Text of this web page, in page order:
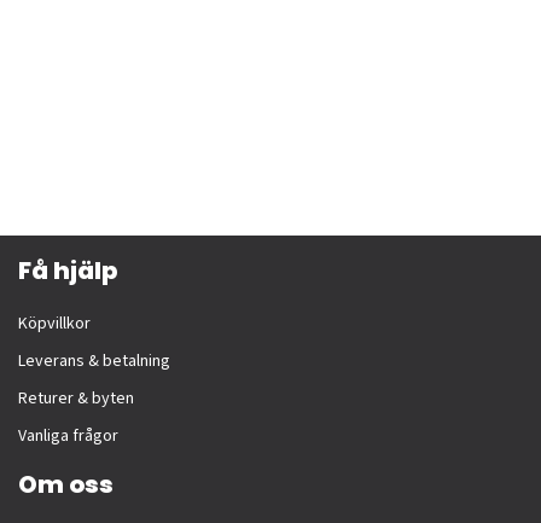
Få hjälp
Köpvillkor
Leverans & betalning
Returer & byten
Vanliga frågor
Om oss